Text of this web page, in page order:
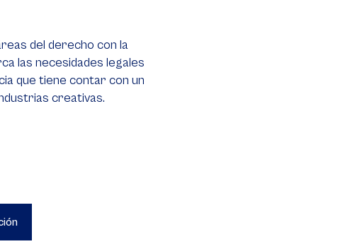
del derecho con la
las necesidades legales
que tiene contar con un
creativas.